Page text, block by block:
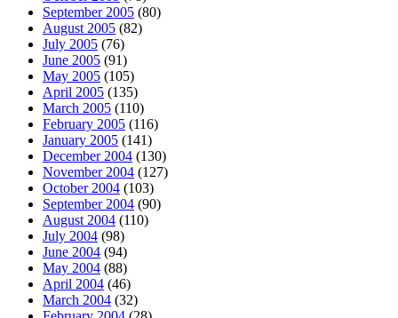
September 2005 (80)
August 2005 (82)
July 2005 (76)
June 2005 (91)
May 2005 (105)
April 2005 (135)
March 2005 (110)
February 2005 (116)
January 2005 (141)
December 2004 (130)
November 2004 (127)
October 2004 (103)
September 2004 (90)
August 2004 (110)
July 2004 (98)
June 2004 (94)
May 2004 (88)
April 2004 (46)
March 2004 (32)